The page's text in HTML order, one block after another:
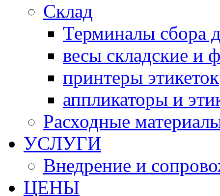
Склад
Терминалы сбора
весы складские и
принтеры этикеток
аппликаторы и
Расходные
УСЛУГИ
Внедрение и
ЦЕНЫ